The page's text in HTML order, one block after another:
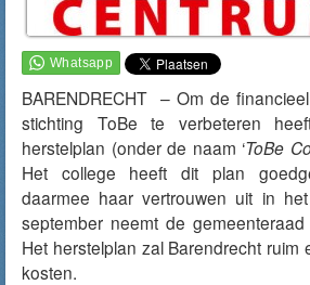
BARENDRECHT – Om de
stichting ToBe te verbeteren
herstelplan (onder de naam ‘ToBe
Het college heeft dit plan
daarmee haar vertrouwen uit in
september neemt de
Het herstelplan zal Barendrecht ruim
kosten.